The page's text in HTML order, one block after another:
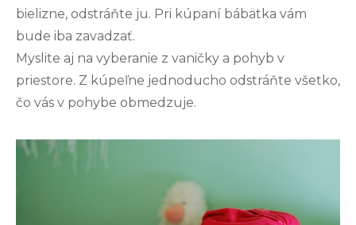
bielizne, odstráňte ju. Pri kúpaní bábätka vám
bude iba zavadzať.
Myslite aj na vyberanie z vaničky a pohyb v
priestore. Z kúpeľne jednoducho odstráňte všetko,
čo vás v pohybe obmedzuje.